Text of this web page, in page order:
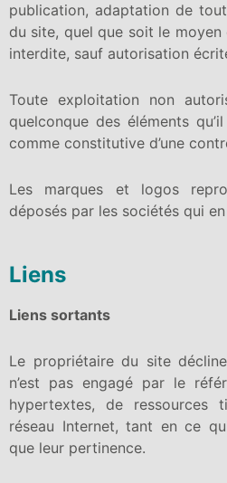
publication, adaptation de
du site, quel que soit le
interdite, sauf autorisation
Toute exploitation non
quelconque des éléments
comme constitutive d’une
Les marques et logos
déposés par les sociétés qui
Liens
Liens sortants
Le propriétaire du site
n’est pas engagé par le
hypertextes, de ressources
réseau Internet, tant en ce
que leur pertinence.